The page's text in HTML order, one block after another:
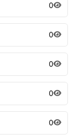
0
0
0
0
0